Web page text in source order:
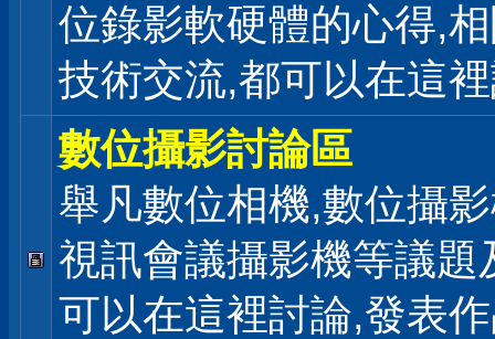
位錄影軟硬體的心得,
技術交流,都可以在這
數位攝影討論區
舉凡數位相機,數位攝
視訊會議攝影機等議題
可以在這裡討論,發表